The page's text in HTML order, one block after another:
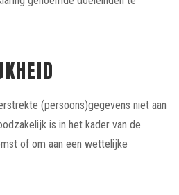
(persoons)gegevens niet aan
is in het kader van de
of om aan een wettelijke